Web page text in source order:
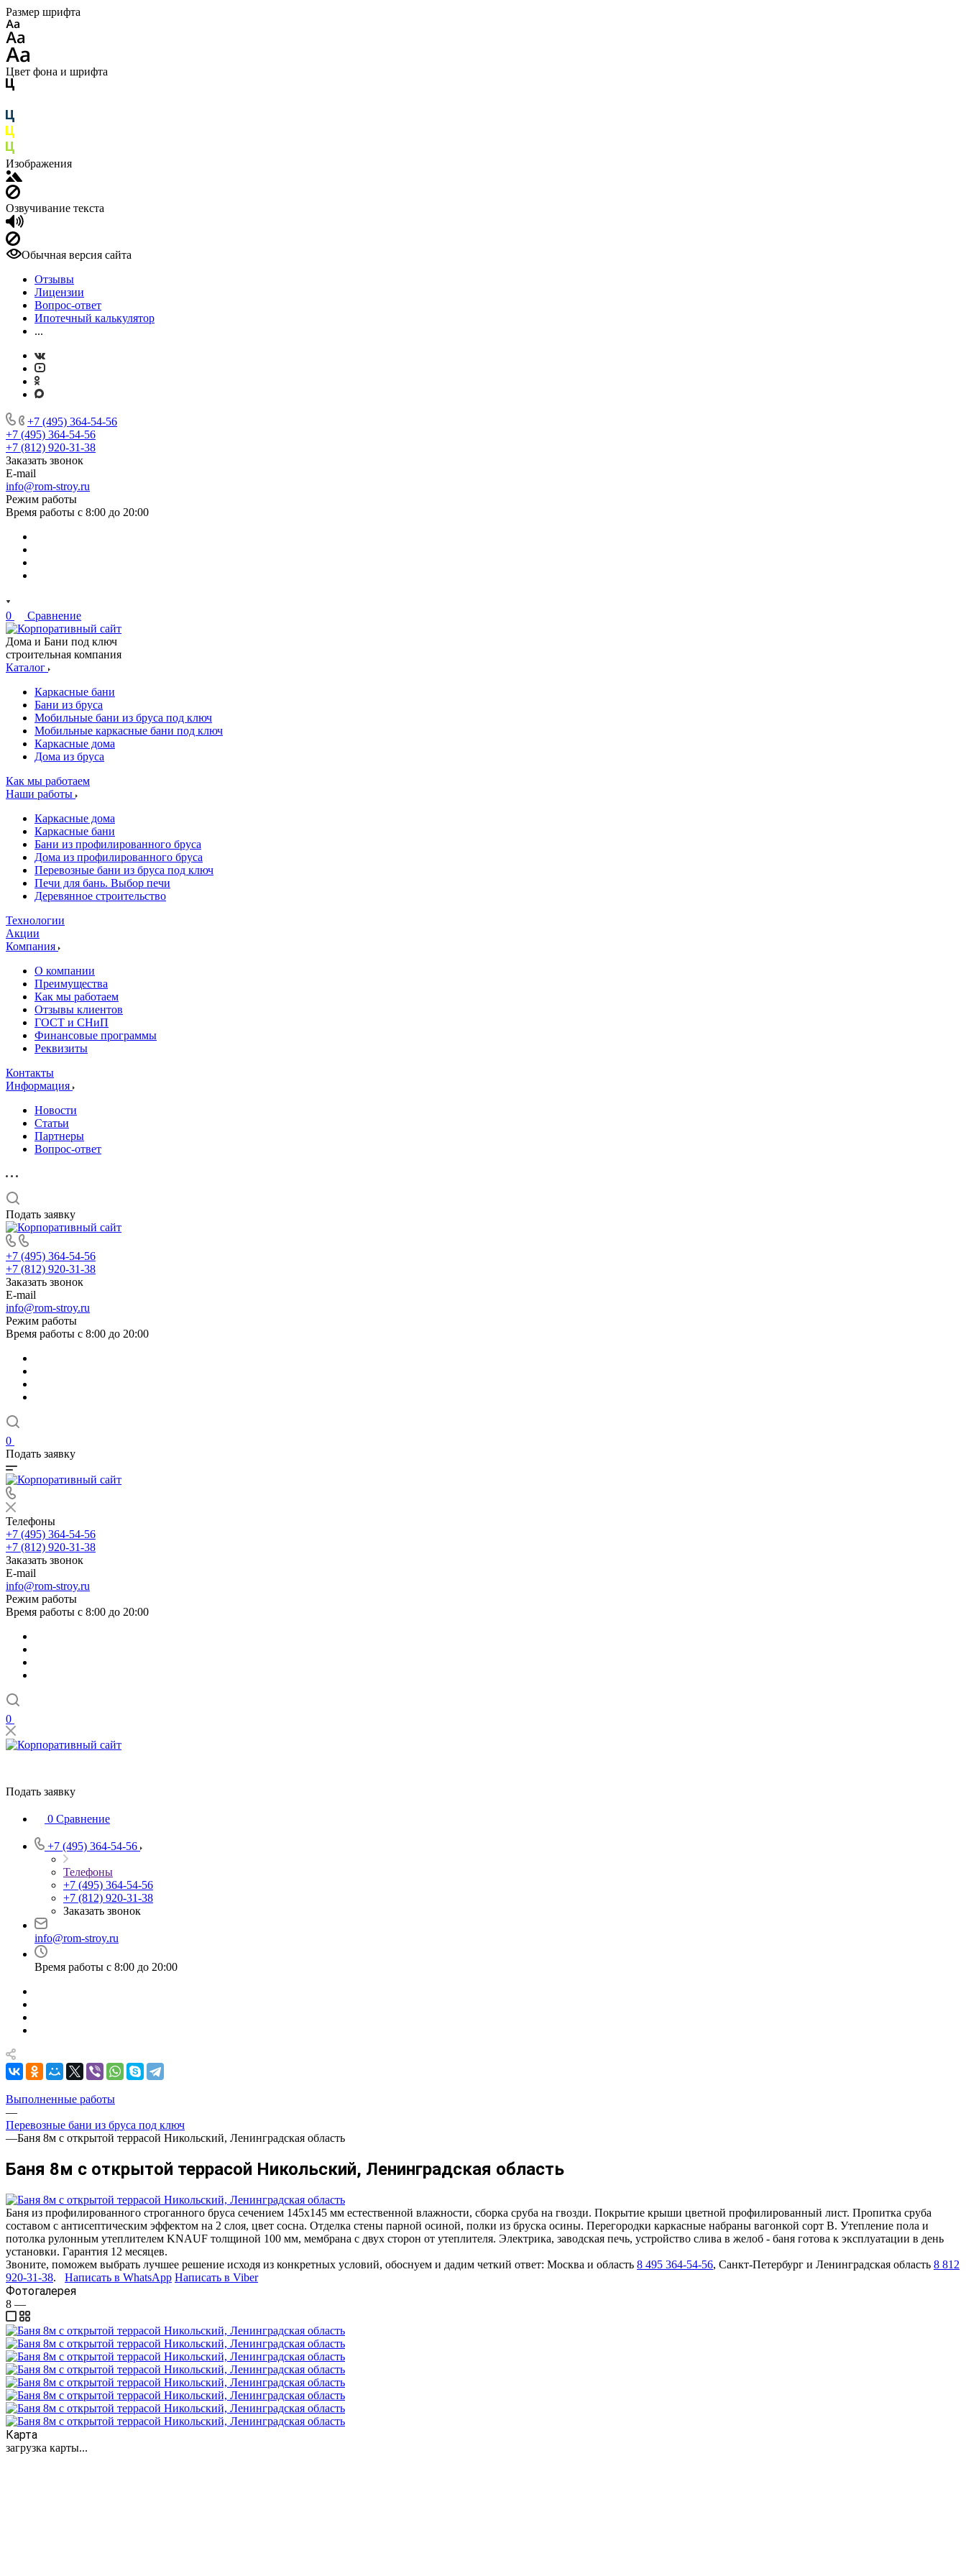
Размер шрифта
Цвет фона и шрифта
Изображения
Озвучивание текста
Обычная версия сайта
Отзывы
Лицензии
Вопрос-ответ
Ипотечный калькулятор
...
+7 (495) 364-54-56
+7 (495) 364-54-56
+7 (812) 920-31-38
Заказать звонок
E-mail
info@rom-stroy.ru
Режим работы
Время работы с 8:00 до 20:00
0 Сравнение
Дома и Бани под ключ
строительная компания
Каталог
Каркасные бани
Бани из бруса
Мобильные бани из бруса под ключ
Мобильные каркасные бани под ключ
Каркасные дома
Дома из бруса
Как мы работаем
Наши работы
Каркасные дома
Каркасные бани
Бани из профилированного бруса
Дома из профилированного бруса
Перевозные бани из бруса под ключ
Печи для бань. Выбор печи
Деревянное строительство
Технологии
Акции
Компания
О компании
Преимущества
Как мы работаем
Отзывы клиентов
ГОСТ и СНиП
Финансовые программы
Реквизиты
Контакты
Информация
Новости
Статьи
Партнеры
Вопрос-ответ
Подать заявку
+7 (495) 364-54-56
+7 (812) 920-31-38
Заказать звонок
E-mail
info@rom-stroy.ru
Режим работы
Время работы с 8:00 до 20:00
0
Подать заявку
Телефоны
+7 (495) 364-54-56
+7 (812) 920-31-38
Заказать звонок
E-mail
info@rom-stroy.ru
Режим работы
Время работы с 8:00 до 20:00
0
Подать заявку
0 Сравнение
+7 (495) 364-54-56
Телефоны
+7 (495) 364-54-56
+7 (812) 920-31-38
Заказать звонок
info@rom-stroy.ru
Время работы с 8:00 до 20:00
Выполненные работы
—
Перевозные бани из бруса под ключ
—Баня 8м с открытой террасой Никольский, Ленинградская область
Баня 8м с открытой террасой Никольский, Ленинградская область
Баня из профилированного строганного бруса сечением 145х145 мм естественной влажности, сборка сруба на гвозди. Покрытие крыши цветной профилированный лист. Пропитка сруба
составом с антисептическим эффектом на 2 слоя, цвет сосна. Отделка стены парной осиной, полки из бруска осины. Перегородки каркасные набраны вагонкой сорт В. Утепление пола и
потолка рулонным утеплителем KNAUF толщиной 100 мм, мембрана с двух сторон от утеплителя. Электрика, заводская печь, устройство слива в желоб - баня готова к эксплуатации в день
установки. Гарантия 12 месяцев.
Звоните, поможем выбрать лучшее решение исходя из конкретных условий, обоснуем и дадим четкий ответ: Москва и область 8 495 364-54-56, Санкт-Петербург и Ленинградская область 8 812
920-31-38. Написать в WhatsApp Написать в Viber
Фотогалерея
8 —
Карта
загрузка карты...